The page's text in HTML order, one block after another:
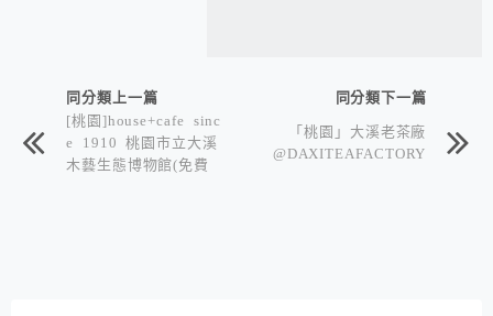
同分類上一篇
[桃園]house+cafe sinc
e 1910 桃園市立大溪
木藝生態博物館(免費
同分類下一篇
「桃園」大溪老茶廠
@DAXITEAFACTORY